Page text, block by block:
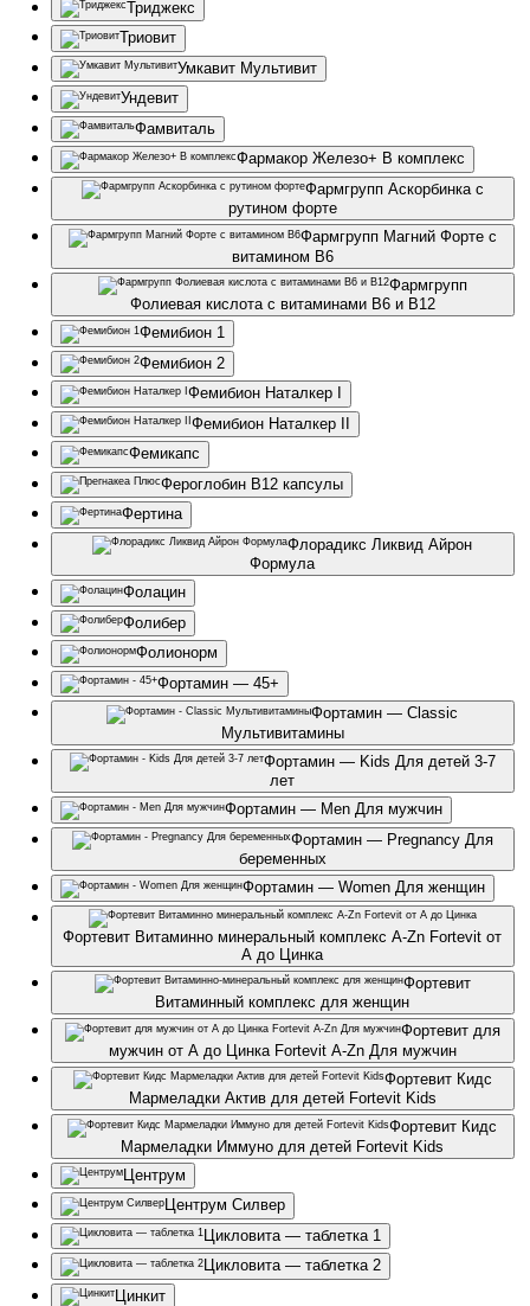
Триджекс
Триовит
Умкавит Мультивит
Ундевит
Фамвиталь
Фармакор Железо+ B комплекс
Фармгрупп Аскорбинка с
рутином форте
Фармгрупп Магний Форте с
витамином В6
Фармгрупп
Фолиевая кислота с витаминами B6 и B12
Фемибион 1
Фемибион 2
Фемибион Наталкер I
Фемибион Наталкер II
Фемикапс
Фероглобин B12 капсулы
Фертина
Флорадикс Ликвид Айрон
Формула
Фолацин
Фолибер
Фолионорм
Фортамин — 45+
Фортамин — Classic
Мультивитамины
Фортамин — Kids Для детей 3-7
лет
Фортамин — Men Для мужчин
Фортамин — Pregnancy Для
беременных
Фортамин — Women Для женщин
Фортевит Витаминно минеральный комплекс A-Zn Fortevit от
А до Цинка
Фортевит
Витаминный комплекс для женщин
Фортевит для
мужчин от А до Цинка Fortevit A-Zn Для мужчин
Фортевит Кидс
Мармеладки Актив для детей Fortevit Kids
Фортевит Кидс
Мармеладки Иммуно для детей Fortevit Kids
Центрум
Центрум Силвер
Цикловита — таблетка 1
Цикловита — таблетка 2
Цинкит